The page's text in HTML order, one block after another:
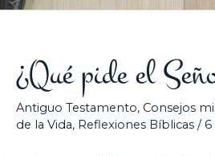
¿Qué pide el
Antiguo Testamento, Consejos
de la Vida, Reflexiones Bíblicas / 6